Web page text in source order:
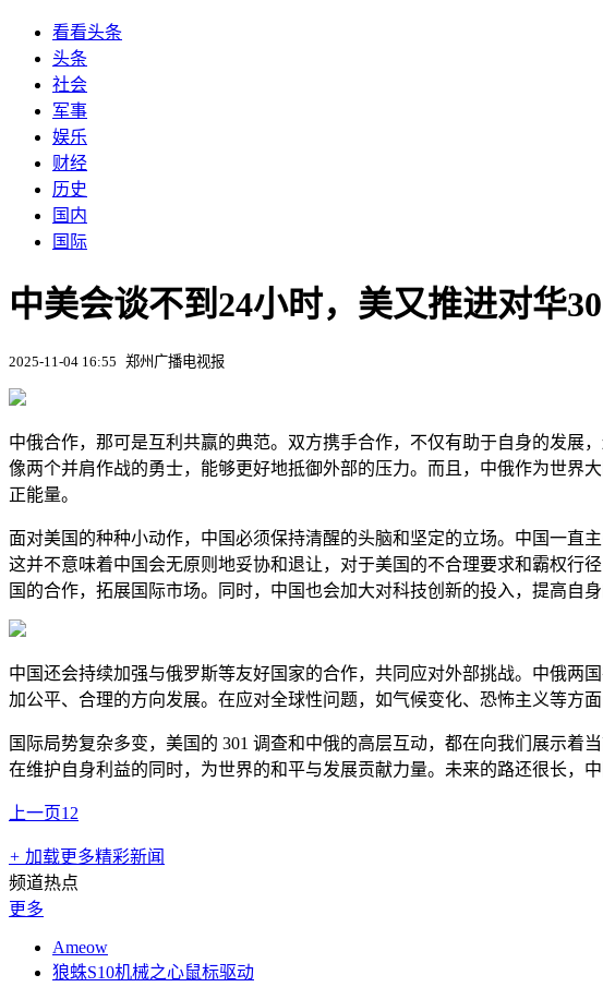
看看头条
头条
社会
军事
娱乐
财经
历史
国内
国际
中美会谈不到24小时，美又推进对华
2025-11-04 16:55 郑州广播电视报
中俄合作，那可是互利共赢的典范。双方携手合作，不仅有助于自身的发展
像两个并肩作战的勇士，能够更好地抵御外部的压力。而且，中俄作为世界
正能量。
面对美国的种种小动作，中国必须保持清醒的头脑和坚定的立场。中国一直
这并不意味着中国会无原则地妥协和退让，对于美国的不合理要求和霸权行
国的合作，拓展国际市场。同时，中国也会加大对科技创新的投入，提高自
中国还会持续加强与俄罗斯等友好国家的合作，共同应对外部挑战。中俄两
加公平、合理的方向发展。在应对全球性问题，如气候变化、恐怖主义等方
国际局势复杂多变，美国的 301 调查和中俄的高层互动，都在向我们展示着
在维护自身利益的同时，为世界的和平与发展贡献力量。未来的路还很长，
上一页1 2
+ 加载更多精彩新闻
频道热点
更多
Ameow
狼蛛S10机械之心鼠标驱动